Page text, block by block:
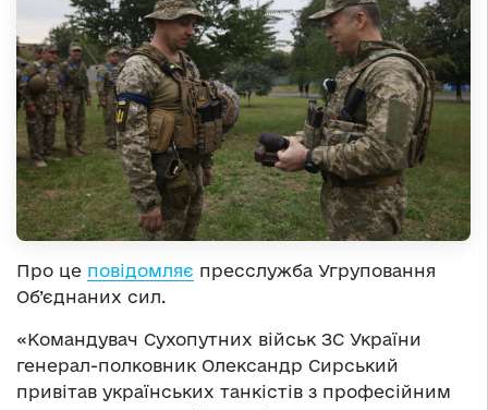
Про це повідомляє пресслужба Угруповання
Об’єднаних сил.
«Командувач Сухопутних військ ЗС України
генерал-полковник Олександр Сирський
привітав українських танкістів з професійним